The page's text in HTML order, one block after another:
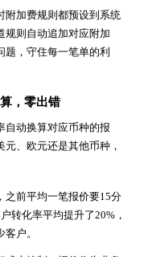
附加费规则都预设到系统
规则自动追加对应附加
，守住每一笔单的利
，零出错
自动换算对应币种的报
、欧元还是其他币种，
之前平均一笔报价要15分
转化率平均提升了20%，
户。